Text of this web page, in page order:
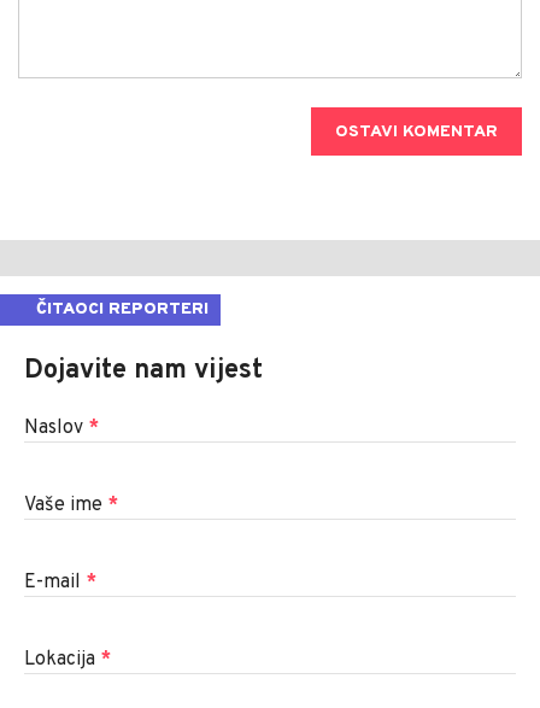
OSTAVI KOMENTAR
ČITAOCI REPORTERI
Dojavite nam vijest
Naslov *
Vaše ime *
E-mail *
Lokacija *